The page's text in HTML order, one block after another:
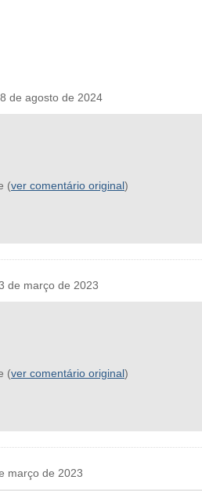
agosto de 2024
(ver comentário original)
março de 2023
(ver comentário original)
de 2023